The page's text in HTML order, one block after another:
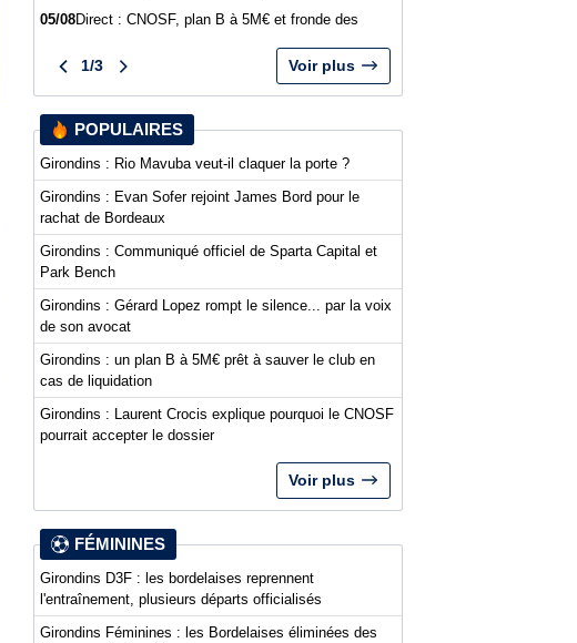
05/08Direct : CNOSF, plan B à 5M€ et fronde des
1/3 Voir plus
POPULAIRES
Girondins : Rio Mavuba veut-il claquer la porte ?
Girondins : Evan Sofer rejoint James Bord pour le
rachat de Bordeaux
Girondins : Communiqué officiel de Sparta Capital et
Park Bench
Girondins : Gérard Lopez rompt le silence... par la voix
de son avocat
Girondins : un plan B à 5M€ prêt à sauver le club en
cas de liquidation
Girondins : Laurent Crocis explique pourquoi le CNOSF
pourrait accepter le dossier
Voir plus
FÉMININES
Girondins D3F : les bordelaises reprennent
l'entraînement, plusieurs départs officialisés
Girondins Féminines : les Bordelaises éliminées des